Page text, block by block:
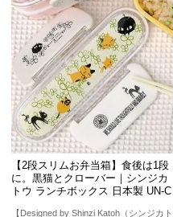
【2段スリムお弁当箱】食後は1段
に。黒猫とクローバー｜シンジカ
トウ ランチボックス 日本製 UN-C
【Designed by Shinzi Katoh（シンジカト